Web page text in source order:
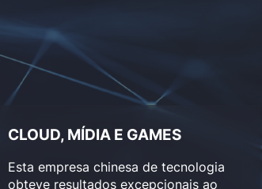
CLOUD, MÍDIA E GAMES
Esta empresa chinesa de tecnologia
obteve resultados excepcionais ao